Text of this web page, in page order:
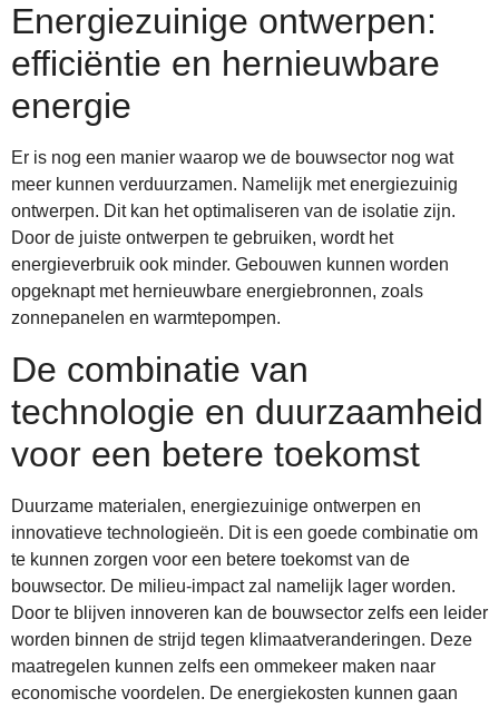
Energiezuinige ontwerpen:
efficiëntie en hernieuwbare
energie
Er is nog een manier waarop we de bouwsector nog wat
meer kunnen verduurzamen. Namelijk met energiezuinig
ontwerpen. Dit kan het optimaliseren van de isolatie zijn.
Door de juiste ontwerpen te gebruiken, wordt het
energieverbruik ook minder. Gebouwen kunnen worden
opgeknapt met hernieuwbare energiebronnen, zoals
zonnepanelen en warmtepompen.
De combinatie van
technologie en duurzaamheid
voor een betere toekomst
Duurzame materialen, energiezuinige ontwerpen en
innovatieve technologieën. Dit is een goede combinatie om
te kunnen zorgen voor een betere toekomst van de
bouwsector. De milieu-impact zal namelijk lager worden.
Door te blijven innoveren kan de bouwsector zelfs een leider
worden binnen de strijd tegen klimaatveranderingen. Deze
maatregelen kunnen zelfs een ommekeer maken naar
economische voordelen. De energiekosten kunnen gaan